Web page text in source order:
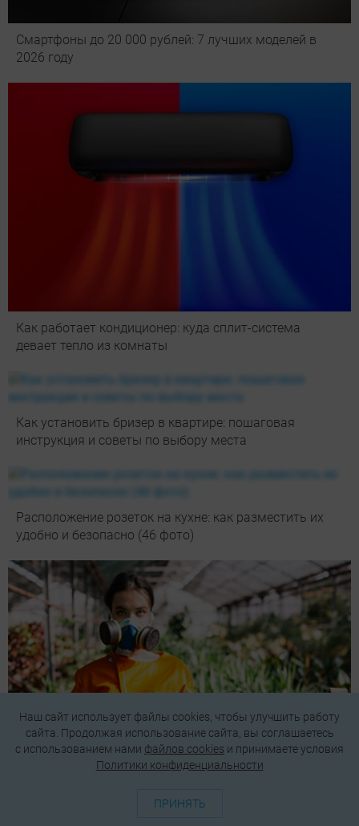
Смартфоны до 20 000 рублей: 7 лучших моделей в
2026 году
Как работает кондиционер: куда сплит-система
девает тепло из комнаты
Как установить бризер в квартире: пошаговая
инструкция и советы по выбору места
Расположение розеток на кухне: как разместить их
удобно и безопасно (46 фото)
Как обработать участок от клещей: подробная
Наш сайт использует файлы cookies, чтобы улучшить работу
сайта. Продолжая использование сайта, вы соглашаетесь
c использованием нами файлов cookies и принимаете условия
Политики конфиденциальности
ПРИНЯТЬ